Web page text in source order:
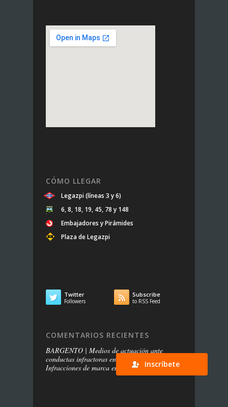
CÓMO LLEGAR
Legazpi (líneas 3 y 6)
6, 8, 18, 19, 45, 78 y 148
Embajadores y Pirámides
Plaza de Legazpi
 Twitter
Followers  Subscribe
to RSS Feed
COMENTARIOS RECIENTES
BARGENTO | Medios de actuación ante
conductas infractoras en redes sociales
en
Infracciones de marca en las redes sociales
Inscríbete